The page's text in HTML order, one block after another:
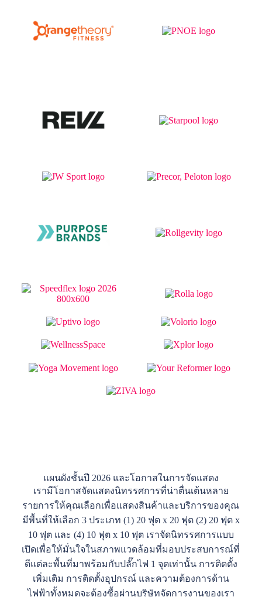
แผนผังชั้นปี 2026 และโอกาสในการจัดแสดง
เรามีโอกาสจัดแสดงนิทรรศการที่น่าตื่นเต้นหลาย
รายการให้คุณเลือกเพื่อแสดงสินค้าและบริการของคุณ
มีพื้นที่ให้เลือก 3 ประเภท (1) 20 ฟุต x 20 ฟุต (2) 20 ฟุต x
10 ฟุต และ (4) 10 ฟุต x 10 ฟุต เราจัดนิทรรศการแบบ
เปิดเพื่อให้มั่นใจในสภาพแวดล้อมที่มอบประสบการณ์ที่
ดีแต่ละพื้นที่มาพร้อมกับปลั๊กไฟ 1 จุดเท่านั้น การติดตั้ง
เพิ่มเติม การติดตั้งอุปกรณ์ และความต้องการด้าน
ไฟฟ้าทั้งหมดจะต้องซื้อผ่านบริษัทจัดการงานของเรา